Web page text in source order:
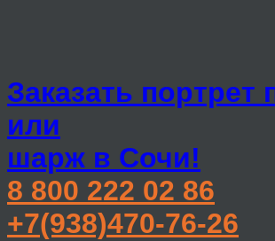
Заказать портрет
или
шарж в Сочи!
8 800 222 02 86
+7(938)470-76-26